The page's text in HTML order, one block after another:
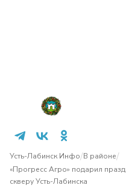
Усть-Лабинск Инфо/В районе/
«Прогресс Агро» подарил
скверу Усть-Лабинска